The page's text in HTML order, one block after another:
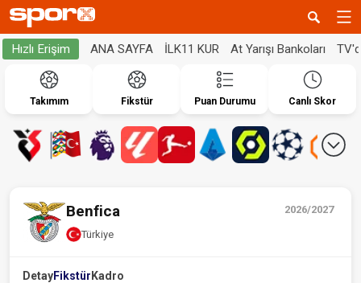
Hızlı Erişim ANA SAYFA İLK11 KUR At Yarışı Bankoları
Takımım Fikstür Puan Durumu Canlı Skor
2026/2027
Benfica
Türkiye
DetayFikstür Kadro